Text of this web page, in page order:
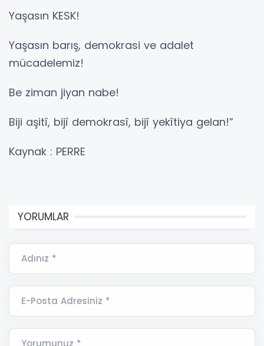
Yaşasın KESK!
Yaşasın barış, demokrasi ve adalet
mücadelemiz!
Be ziman jiyan nabe!
Biji aşitî, bijî demokrasî, bijî yekîtiya gelan!”
Kaynak : PERRE
YORUMLAR
Adınız *
E-Posta Adresiniz *